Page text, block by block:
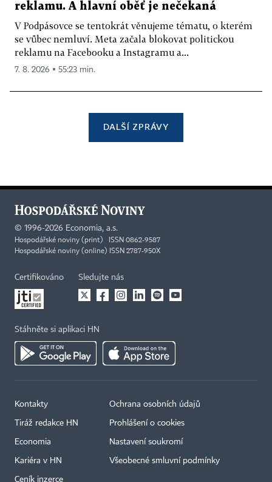
reklamu. A hlavní oběť je nečekaná
V Podpásovce se tentokrát věnujeme tématu, o kterém
se vůbec nemluví. Meta začala blokovat politickou
reklamu na Facebooku a Instagramu a...
7. 8. 2026 ▪ 55:23 min.
DALŠÍ ZPRÁVY
© 1996-2026 Economia, a.s.
Hospodářské noviny (print) ISSN 0862-9587
Hospodářské noviny (online) ISSN 2787-950X
Certifikováno Sledujte nás
Stáhněte si aplikaci HN
Kontakty
Tiráž redakce HN
Economia
Kariéra v HN
Ceník inzerce
Ochrana osobních údajů
Prohlášení o cookies
Nastavení soukromí
Všeobecné smluvní podmínky